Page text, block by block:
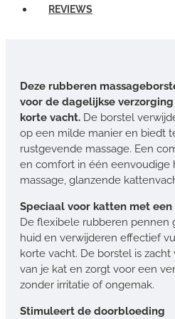
REVIEWS
Deze rubberen
voor de dagelijkse
korte vacht. De borstel
op een milde manier en biedt
rustgevende massage. Een
en comfort in één eenvoudige
massage, glanzende
Speciaal voor katten met
De flexibele rubberen pennen
huid en verwijderen effectief
korte vacht. De borstel is
van je kat en zorgt voor een
zonder irritatie of ongemak.
Stimuleert de doorbloeding